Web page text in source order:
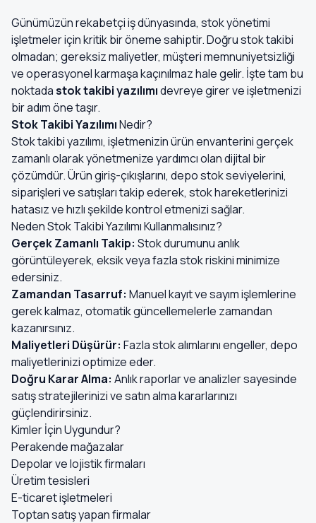
Günümüzün rekabetçi iş dünyasında, stok yönetimi
işletmeler için kritik bir öneme sahiptir. Doğru stok takibi
olmadan; gereksiz maliyetler, müşteri memnuniyetsizliği
ve operasyonel karmaşa kaçınılmaz hale gelir. İşte tam bu
noktadastok takibi yazılımıdevreye girer ve işletmenizi
bir adım öne taşır.
Stok Takibi YazılımıNedir?
Stok takibi yazılımı, işletmenizin ürün envanterini gerçek
zamanlı olarak yönetmenize yardımcı olan dijital bir
çözümdür. Ürün giriş-çıkışlarını, depo stok seviyelerini,
siparişleri ve satışları takip ederek, stok hareketlerinizi
hatasız ve hızlı şekilde kontrol etmenizi sağlar.
Neden Stok Takibi Yazılımı Kullanmalısınız?
Gerçek Zamanlı Takip: Stok durumunu anlık
görüntüleyerek, eksik veya fazla stok riskini minimize
edersiniz.
Zamandan Tasarruf: Manuel kayıt ve sayım işlemlerine
gerek kalmaz, otomatik güncellemelerle zamandan
kazanırsınız.
Maliyetleri Düşürür: Fazla stok alımlarını engeller, depo
maliyetlerinizi optimize eder.
Doğru Karar Alma: Anlık raporlar ve analizler sayesinde
satış stratejilerinizi ve satın alma kararlarınızı
güçlendirirsiniz.
Kimler İçin Uygundur?
Perakende mağazalar
Depolar ve lojistik firmaları
Üretim tesisleri
E-ticaret işletmeleri
Toptan satış yapan firmalar